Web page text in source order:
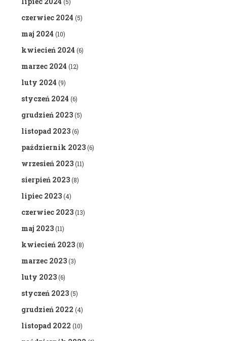
(5)
czerwiec 2024 (5)
maj 2024 (10)
kwiecień 2024 (6)
marzec 2024 (12)
luty 2024 (9)
styczeń 2024 (6)
grudzień 2023(5)
listopad 2023(6)
październik 2023(6)
wrzesień 2023(11)
sierpień 2023(8)
lipiec 2023(4)
czerwiec 2023(13)
maj 2023(11)
kwiecień 2023(8)
marzec 2023(3)
luty 2023(6)
styczeń 2023(5)
grudzień 2022 (4)
listopad 2022 (10)